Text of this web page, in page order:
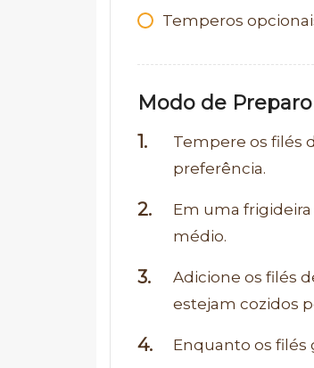
Temperos
Modo de Preparo
Tempere os filés
preferência.
Em uma
médio.
Adicione os filés
estejam cozidos
Enquanto os filés